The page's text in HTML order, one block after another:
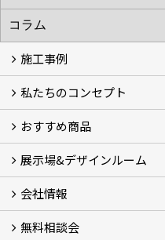
施工事例
施工事例
お客様の声 (46)
私たちのコンセプト
コンセプト
完成までの流れ
お庭のメンテナンスについ
おすすめ商品
オリジナル帆布のサイクル
NEW スマートサイクルポ
おしゃれな物置 (8)
門扉 (6)
ウッドフェンス (16)
アイアンの商品 (6)
ガーデニング雑貨 (3)
ガーデン書&ガーデンアート
こだわりのオリジナル商品
おすすめの植物 (29)
箱庭ガーデン
ポット苗
展示場&デザインルーム
展示場&デザインルーム
会社情報
会社概要
スタッフ紹介 (11)
ブログ
コラム
アクセス
求人募集
無料相談会